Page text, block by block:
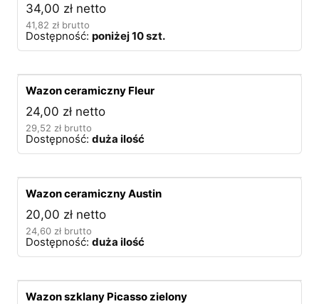
34,00 zł netto
41,82 zł brutto
Dostępność: poniżej 10 szt.
Wazon ceramiczny Fleur
24,00 zł netto
29,52 zł brutto
Dostępność: duża ilość
Wazon ceramiczny Austin
20,00 zł netto
24,60 zł brutto
Dostępność: duża ilość
Wazon szklany Picasso zielony